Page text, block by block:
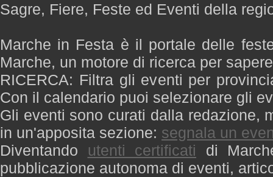
Sagre, Fiere, Feste ed Eventi della
Marche in Festa è il portale delle
Marche, un motore di ricerca per
RICERCA: Filtra gli eventi per
Con il calendario puoi selezionare gli
Gli eventi sono curati dalla redazione,
in un'apposita sezione: segnala un
Diventando utenti certificati di
pubblicazione autonoma di eventi,